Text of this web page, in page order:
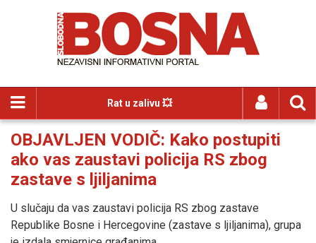
Rat u zalivu 💥
OBJAVLJEN VODIČ: Kako postupiti
ako vas zaustavi policija RS zbog
zastave s ljiljanima
U slučaju da vas zaustavi policija RS zbog zastave
Republike Bosne i Hercegovine (zastave s ljiljanima), grupa